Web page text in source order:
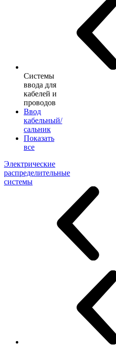
Системы
ввода для
кабелей и
проводов
Ввод
кабельный/
сальник
Показать
все
Электрические
распределительные
системы